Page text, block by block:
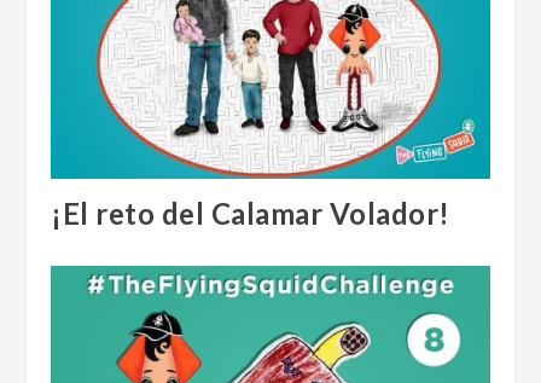
¡El reto del Calamar Volador!